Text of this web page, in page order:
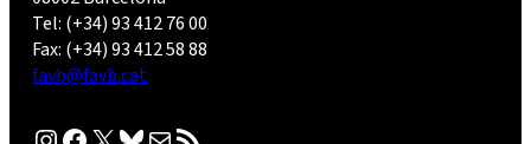
Tel: (+34) 93 412 76 00
Fax: (+34) 93 412 58 88
favb@favb.cat